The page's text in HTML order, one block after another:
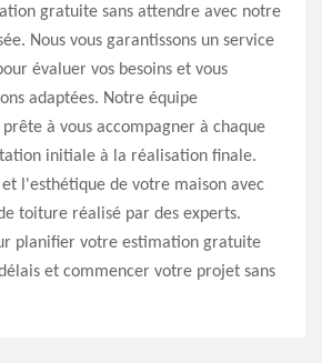
gratuite sans attendre avec notre
Nous vous garantissons un service
évaluer vos besoins et vous
adaptées. Notre équipe
à vous accompagner à chaque
initiale à la réalisation finale.
l'esthétique de votre maison avec
toiture réalisé par des experts.
planifier votre estimation gratuite
et commencer votre projet sans